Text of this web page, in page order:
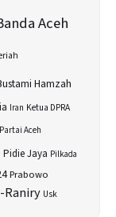
Aceh
Hamzah
Iran Ketua DPRA
Partai Aceh
Pidie Jaya Pilkada
Prabowo
Raniry Usk